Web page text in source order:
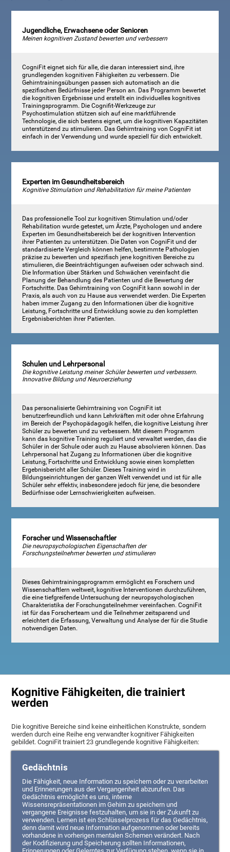
Jugendliche, Erwachsene oder Senioren
Meinen kognitiven Zustand bewerten und verbessern
CogniFit eignet sich für alle, die daran interessiert sind, ihre
grundlegenden kognitiven Fähigkeiten zu verbessern. Die
Gehirntrainingsübungen passen sich automatisch an die
spezifischen Bedürfnisse jeder Person an. Das Programm bewertet
die kognitiven Ergebnisse und erstellt ein individuelles kognitives
Trainingsprogramm. Die Cognifit-Werkzeuge zur
Psychostimulation stützen sich auf eine marktführende
Technologie, die sich bestens eignet, um die kognitiven Kapazitäten
unterstützend zu stimulieren. Das Gehirntraining von CogniFit ist
einfach in der Verwendung und wurde speziell für dich entwickelt.
Experten im Gesundheitsbereich
Kognitive Stimulation und Rehabilitation für meine Patienten
Das professionelle Tool zur kognitiven Stimulation und/oder
Rehabilitation wurde getestet, um Ärzte, Psychologen und andere
Experten im Gesundheitsbereich bei der kognitiven Intervention
ihrer Patienten zu unterstützen. Die Daten von CogniFit und der
standardisierte Vergleich können helfen, bestimmte Pathologien
präzise zu bewerten und spezifisch jene kognitiven Bereiche zu
stimulieren, die Beeinträchtigungen aufweisen oder schwach sind.
Die Information über Stärken und Schwächen vereinfacht die
Planung der Behandlung des Patienten und die Bewertung der
Fortschritte. Das Gehirntraining von CogniFit kann sowohl in der
Praxis, als auch von zu Hause aus verwendet werden. Die Experten
haben immer Zugang zu den Informationen über die kognitive
Leistung, Fortschritte und Entwicklung sowie zu den kompletten
Ergebnisberichten ihrer Patienten.
Schulen und Lehrpersonal
Die kognitive Leistung meiner Schüler bewerten und verbessern.
Innovative Bildung und Neuroerziehung
Das personalisierte Gehirntraining von CogniFit ist
benutzerfreundlich und kann Lehrkräften mit oder ohne Erfahrung
im Bereich der Psychopädagogik helfen, die kognitive Leistung ihrer
Schüler zu bewerten und zu verbessern. Mit diesem Programm
kann das kognitive Training reguliert und verwaltet werden, das die
Schüler in der Schule oder auch zu Hause absolvieren können. Das
Lehrpersonal hat Zugang zu Informationen über die kognitive
Leistung, Fortschritte und Entwicklung sowie einen kompletten
Ergebnisbericht aller Schüler. Dieses Training wird in
Bildungseinrichtungen der ganzen Welt verwendet und ist für alle
Schüler sehr effektiv, insbesondere jedoch für jene, die besondere
Bedürfnisse oder Lernschwierigkeiten aufweisen.
Forscher und Wissenschaftler
Die neuropsychologischen Eigenschaften der
Forschungsteilnehmer bewerten und stimulieren
Dieses Gehirntrainingsprogramm ermöglicht es Forschern und
Wissenschaftlern weltweit, kognitive Interventionen durchzuführen,
die eine tiefgreifende Untersuchung der neuropsychologischen
Charakteristika der Forschungsteilnehmer vereinfachen. CogniFit
ist für das Forscherteam und die Teilnehmer zeitsparend und
erleichtert die Erfassung, Verwaltung und Analyse der für die Studie
notwendigen Daten.
Kognitive Fähigkeiten, die trainiert
werden
Die kognitive Bereiche sind keine einheitlichen Konstrukte, sondern
werden durch eine Reihe eng verwandter kognitiver Fähigkeiten
gebildet. CogniFit trainiert 23 grundlegende kognitive Fähigkeiten:
Gedächtnis
Die Fähigkeit, neue Information zu speichern oder zu verarbeiten
und Erinnerungen aus der Vergangenheit abzurufen. Das
Gedächtnis ermöglicht es uns, interne
Wissensrepräsentationen im Gehirn zu speichern und
vergangene Ereignisse festzuhalten, um sie in der Zukunft zu
verwenden. Lernen ist ein Schlüsselprozess für das Gedächtnis,
denn damit wird neue Information aufgenommen oder bereits
vorhandene in vorherigen mentalen Schemen verändert. Nach
der Kodifizierung und Speicherung sollten Informationen,